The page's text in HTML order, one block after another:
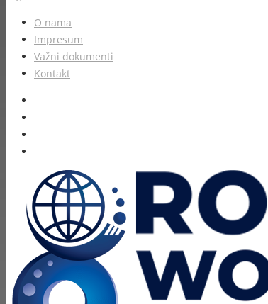
O nama
Impresum
Važni dokumenti
Kontakt